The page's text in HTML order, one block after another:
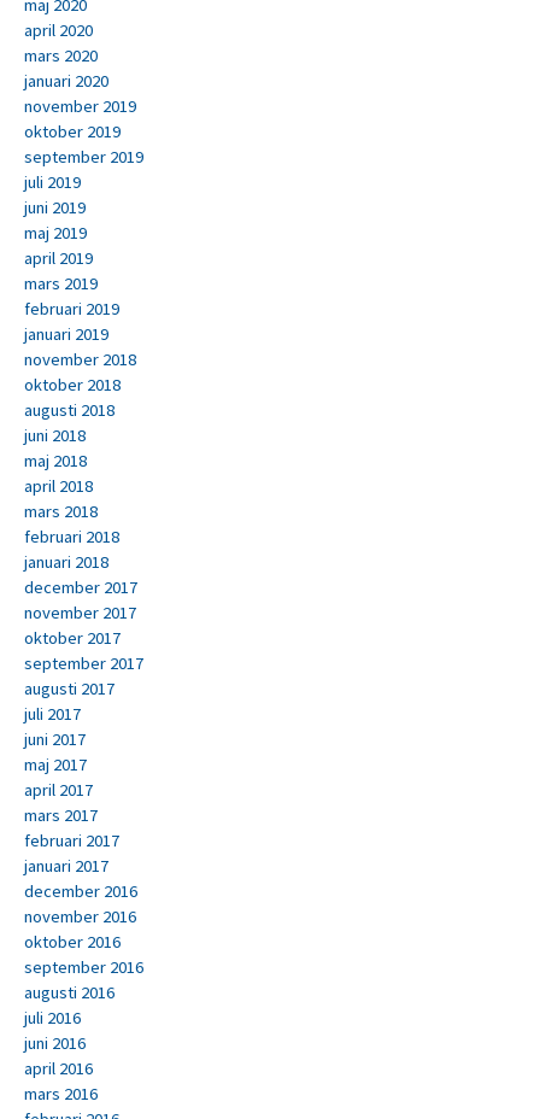
maj 2020
april 2020
mars 2020
januari 2020
november 2019
oktober 2019
september 2019
juli 2019
juni 2019
maj 2019
april 2019
mars 2019
februari 2019
januari 2019
november 2018
oktober 2018
augusti 2018
juni 2018
maj 2018
april 2018
mars 2018
februari 2018
januari 2018
december 2017
november 2017
oktober 2017
september 2017
augusti 2017
juli 2017
juni 2017
maj 2017
april 2017
mars 2017
februari 2017
januari 2017
december 2016
november 2016
oktober 2016
september 2016
augusti 2016
juli 2016
juni 2016
april 2016
mars 2016